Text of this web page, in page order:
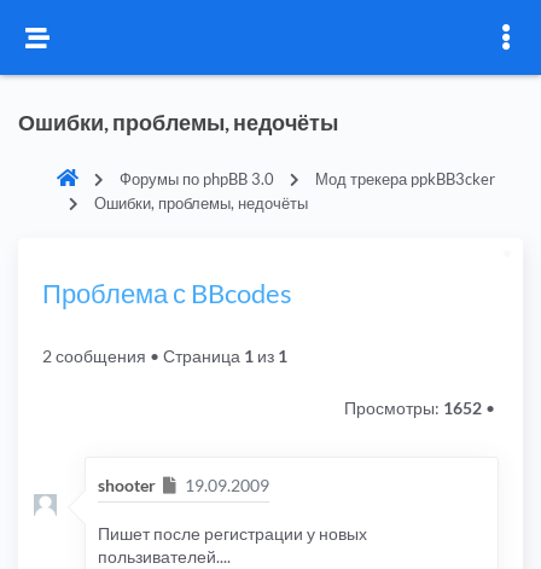
Ошибки, проблемы, недочёты
Форумы по phpBB 3.0
Мод трекера ppkBB3cker
Ошибки, проблемы, недочёты
Проблема с BBcodes
2 сообщения • Страница 1 из 1
Просмотры: 1652 •
shooter Сообщение
19.09.2009
Пишет после регистрации у новых
пользивателей....